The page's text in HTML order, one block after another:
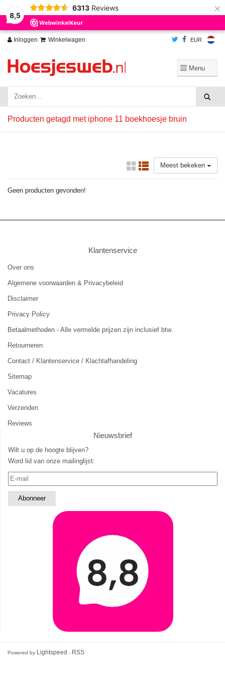
8,5
6313 Reviews ×
Inloggen Winkelwagen EUR
Producten getagd met iphone 11 boekhoesje bruin
Meest bekeken
Geen producten gevonden!
Klantenservice
Over ons
Algemene voorwaarden & Privacybeleid
Disclaimer
Privacy Policy
Betaalmethoden - Alle vermelde prijzen zijn inclusief btw.
Retourneren
Contact / Klantenservice / Klachtafhandeling
Sitemap
Vacatures
Verzenden
Reviews
Nieuwsbrief
Wilt u op de hoogte blijven?
Word lid van onze mailinglijst:
Powered by Lightspeed - RSS
Wij slaan cookies op om onze website te verbeteren. Is dat akkoord?
Ja
Nee